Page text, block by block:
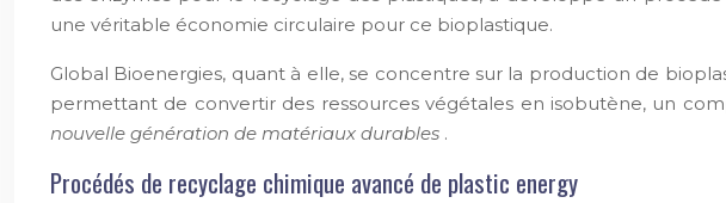
une véritable économie circulaire pour ce bioplastique.
Global Bioenergies, quant à elle, se concentre sur la production de
permettant de convertir des ressources végétales en isobutène, un
nouvelle génération de matériaux durables .
Procédés de recyclage chimique avancé de plastic energy